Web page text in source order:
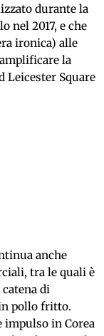
durante la
nel 2017, e che
ironica) alle
la
Leicester Square
anche
tra le quali è
di
pollo fritto.
impulso in Corea